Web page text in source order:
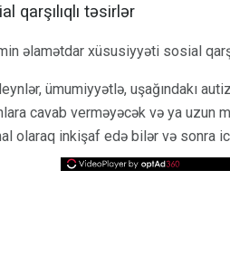
qarşılıqlı təsirlər
əlamətdar xüsusiyyəti sosial
ümumiyyətlə, uşağındakı
cavab verməyəcək və ya uzun
olaraq inkişaf edə bilər və sonra